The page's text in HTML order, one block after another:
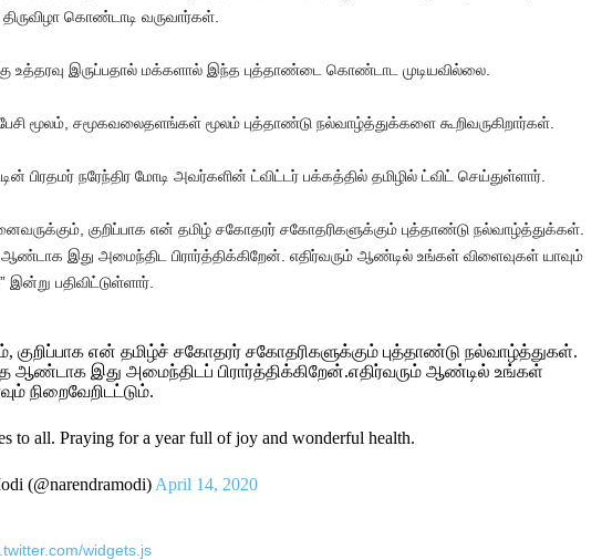
திருவிழா கொண்டாடி வருவார்கள்.
உத்தரவு இருப்பதால் மக்களால் இந்த புத்தாண்டை கொண்டாட முடியவில்லை.
மூலம், சமூகவலைதளங்கள் மூலம் புத்தாண்டு நல்வாழ்த்துக்களை கூறிவருகிறார்கள்.
பிரதமர் நரேந்திர மோடி அவர்களின் ட்விட்டர் பக்கத்தில் தமிழில் ட்விட் செய்துள்ளார்.
குறிப்பாக என் தமிழ் சகோதரர் சகோதரிகளுக்கும் புத்தாண்டு நல்வாழ்த்துக்கள்.
இது அமைந்திட பிரார்த்திக்கிறேன். எதிர்வரும் ஆண்டில் உங்கள் விளைவுகள் யாவும்
இன்று பதிவிட்டுள்ளார்.
குறிப்பாக என் தமிழ்ச் சகோதரர் சகோதரிகளுக்கும் புத்தாண்டு நல்வாழ்த்துகள்.
ஆண்டாக இது அமைந்திடப் பிரார்த்திக்கிறேன்.எதிர்வரும் ஆண்டில் உங்கள்
நிறைவேறிடட்டும்.
to all. Praying for a year full of joy and wonderful health.
(@narendramodi) April 14, 2020
widgets.js